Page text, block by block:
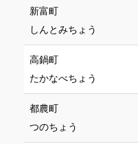
新富町
しんとみちょう
高鍋町
たかなべちょう
都農町
つのちょう